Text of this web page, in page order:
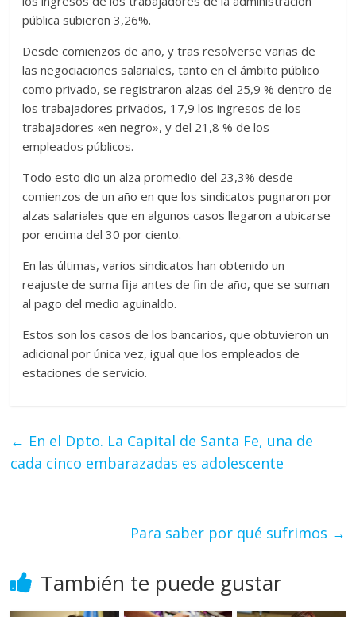
pública subieron 3,26%.
Desde comienzos de año, y tras resolverse varias de
las negociaciones salariales, tanto en el ámbito público
como privado, se registraron alzas del 25,9 % dentro de
los trabajadores privados, 17,9 los ingresos de los
trabajadores «en negro», y del 21,8 % de los
empleados públicos.
Todo esto dio un alza promedio del 23,3% desde
comienzos de un año en que los sindicatos pugnaron por
alzas salariales que en algunos casos llegaron a ubicarse
por encima del 30 por ciento.
En las últimas, varios sindicatos han obtenido un
reajuste de suma fija antes de fin de año, que se suman
al pago del medio aguinaldo.
Estos son los casos de los bancarios, que obtuvieron un
adicional por única vez, igual que los empleados de
estaciones de servicio.
← En el Dpto. La Capital de Santa Fe, una de
cada cinco embarazadas es adolescente
Para saber por qué sufrimos →
También te puede gustar